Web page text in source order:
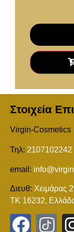
Στοιχεία
Virgin-Cosmetics
Τηλ: 2107102242
email:
Διευθ: Χειμάρας
ΤΚ 16232,